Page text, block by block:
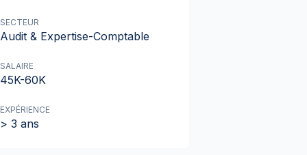
SECTEUR
Audit & Expertise-Comptable
SALAIRE
45K-60K
EXPÉRIENCE
> 3 ans